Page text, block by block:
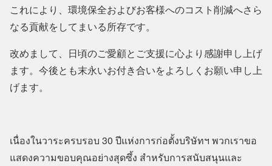
これにより、環境保全およびお客様へのコスト削減へさら
なる貢献をしてまいる所存です。
改めまして、日頃のご愛顧とご支援に心より感謝申し上げ
ます。今後とも末永いお付き合いをよろしくお願い申し上
げます。
เนื่องในวาระครบรอบ 30 ปีแห่งการก่อตั้งบริษัทฯ พวกเราขอ
แสดงความขอบคุณอย่างสุดซึ้ง สำหรับการสนับสนุนและ